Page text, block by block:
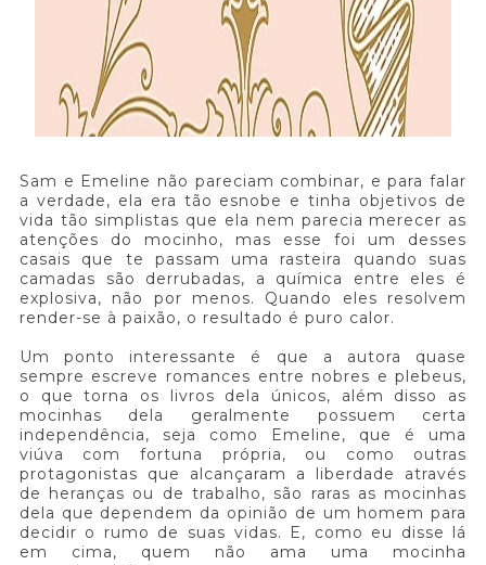
Sam e Emeline não pareciam combinar, e para falar
a verdade, ela era tão esnobe e tinha objetivos de
vida tão simplistas que ela nem parecia merecer as
atenções do mocinho, mas esse foi um desses
casais que te passam uma rasteira quando suas
camadas são derrubadas, a química entre eles é
explosiva, não por menos. Quando eles resolvem
render-se à paixão, o resultado é puro calor.
Um ponto interessante é que a autora quase
sempre escreve romances entre nobres e plebeus,
o que torna os livros dela únicos, além disso as
mocinhas dela geralmente possuem certa
independência, seja como Emeline, que é uma
viúva com fortuna própria, ou como outras
protagonistas que alcançaram a liberdade através
de heranças ou de trabalho, são raras as mocinhas
dela que dependem da opinião de um homem para
decidir o rumo de suas vidas. E, como eu disse lá
em cima, quem não ama uma mocinha